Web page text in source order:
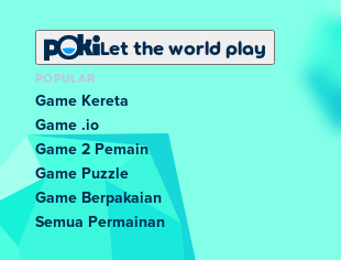
Let the world play
POPULAR
Game Kereta
Game .io
Game 2 Pemain
Game Puzzle
Game Berpakaian
Semua Permainan